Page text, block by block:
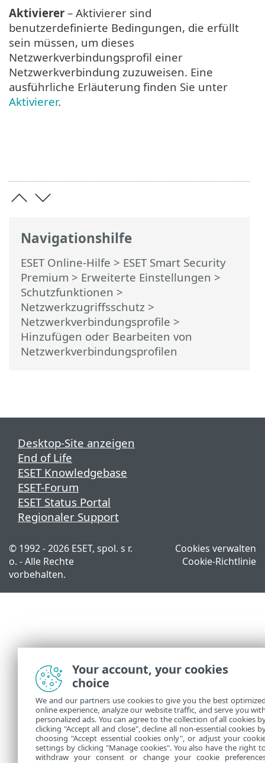
Navigationshilfe
ESET Online-Hilfe > ESET Smart Security
Premium > Erweiterte Einstellungen >
Schutzfunktionen >
Netzwerkzugriffsschutz >
Netzwerkverbindungsprofile >
Hinzufügen oder Bearbeiten von
Netzwerkverbindungsprofilen
Aktivierer – Aktivierer sind
benutzerdefinierte Bedingungen, die erfüllt
sein müssen, um dieses
Netzwerkverbindungsprofil einer
Netzwerkverbindung zuzuweisen. Eine
ausführliche Erläuterung finden Sie unter
Aktivierer.
Desktop-Site anzeigen
End of Life
ESET Knowledgebase
ESET-Forum
ESET Status Portal
Regionaler Support
© 1992 - 2026 ESET, spol. s r.
o. - Alle Rechte
vorbehalten.
Cookies verwalten
Cookie-Richtlinie
Your account, your cookies
choice
We and our partners use cookies to give you the best
online experience, analyze our website traffic, and serve you
personalized ads. You can agree to the collection of all cookies
clicking "Accept all and close", decline all non-essential cookies
choosing "Accept essential cookies only", or adjust your
settings by clicking "Manage cookies". You also have the right
withdraw your consent or change your cookie